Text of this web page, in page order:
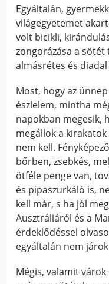
Egyáltalán,
világegyetemet
volt bicikli,
zongorázása a sötét
almásrétes és
Most, hogy az
észlelem, mintha
napokban megesik,
megállok a
nem kell.
bőrben, zsebkés,
ötféle penge van,
és pipaszurkáló is,
kell már, s ha jól
Ausztráliáról és a
érdeklődéssel
egyáltalán nem
Mégis, valamit